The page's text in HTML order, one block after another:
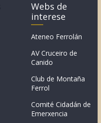
Webs de
interese
Ateneo Ferrolán
AV Cruceiro de
Canido
Club de Montaña
Ferrol
Comité Cidadán de
Emerxencia